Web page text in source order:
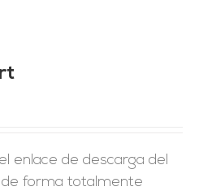
enlace de descarga del
de forma totalmente